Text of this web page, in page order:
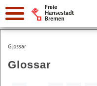
Suche:
Glossar
Glossar